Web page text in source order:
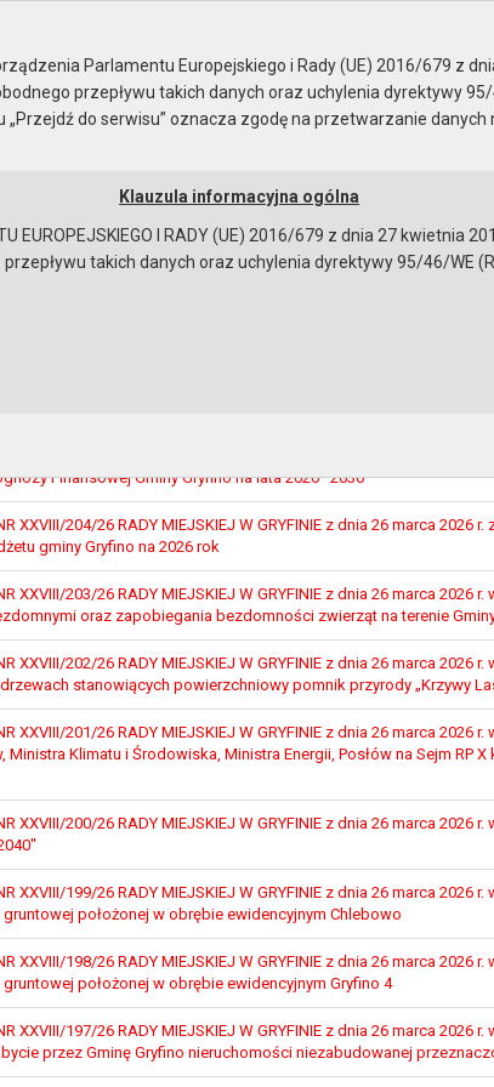
Instrukcja korzystania Dostępność
Finansowej Gminy Gryfino na lata 2026–2030
XXVIII/204/26 RADY MIEJSKIEJ W GRYFINIE z dnia 26 marca 2026
gminy Gryfino na 2026 rok
XXVIII/203/26 RADY MIEJSKIEJ W GRYFINIE z dnia 26 marca 2026
oraz zapobiegania bezdomności zwierząt na terenie Gminy
XXVIII/202/26 RADY MIEJSKIEJ W GRYFINIE z dnia 26 marca
stanowiących powierzchniowy pomnik przyrody „Krzywy
XXVIII/201/26 RADY MIEJSKIEJ W GRYFINIE z dnia 26 marca 2026
Ministra Klimatu i Środowiska, Ministra Energii, Posłów na Sejm RP X
XXVIII/200/26 RADY MIEJSKIEJ W GRYFINIE z dnia 26 marca 2026
XXVIII/199/26 RADY MIEJSKIEJ W GRYFINIE z dnia 26 marca 2026
położonej w obrębie ewidencyjnym Chlebowo
XXVIII/198/26 RADY MIEJSKIEJ W GRYFINIE z dnia 26 marca 2026
położonej w obrębie ewidencyjnym Gryfino 4
XXVIII/197/26 RADY MIEJSKIEJ W GRYFINIE z dnia 26 marca 2026
przez Gminę Gryfino nieruchomości niezabudowanej
Parlamentu Europejskiego i Rady (UE) 2016/679 z
przepływu takich danych oraz uchylenia dyrektywy
do serwisu” oznacza zgodę na przetwarzanie
Klauzula informacyjna ogólna
EUROPEJSKIEGO I RADY (UE) 2016/679 z dnia 27 kwietnia
takich danych oraz uchylenia dyrektywy 95/46/WE
przepisami prawa w celu:
a w szczególności ustawy z dnia 8 marca 1990 r. o
a także obowiązków i zadań zleconych przez instytucje
lub innej osoby fizycznej;
lub w ramach sprawowania władzy publicznej
są wyłącznie na podstawie wcześniej udzielonej
w pkt. 3, dane osobowe mogą być udostępniane innym
administratora na podstawie zawartej z nim umowy
niezbędny do realizacji celu dla jakiego zostały zebrane
zgody osoby, której dane dotyczą przetwarzanie
zawarcia i realizacji umowy przetwarzanie odbywa się przez
dla zabezpieczenia ewentualnych roszczeń, a w przypadku
od momentu pozyskania przechowywane są przez
i konieczności zachowania dokumentacji projektu do
osobowych przysługuje Pani/Panu:
ich kopii na podstawie art. 15 RODO;